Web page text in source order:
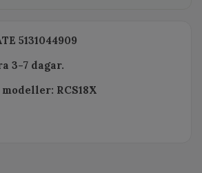
5131044909
3-7 dagar.
RCS18X